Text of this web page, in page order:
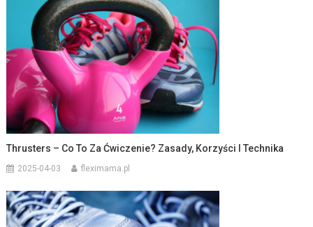
Thrusters – Co To Za Ćwiczenie? Zasady, Korzyści I Technika
2025-04-03 fleximama.pl